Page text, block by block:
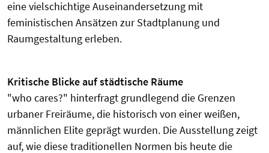
eine vielschichtige Auseinandersetzung mit
feministischen Ansätzen zur Stadtplanung und
Raumgestaltung erleben.
Kritische Blicke auf städtische Räume
"who cares?" hinterfragt grundlegend die Grenzen
urbaner Freiräume, die historisch von einer weißen,
männlichen Elite geprägt wurden. Die Ausstellung zeigt
auf, wie diese traditionellen Normen bis heute die